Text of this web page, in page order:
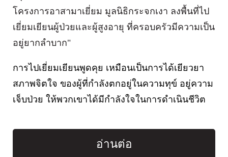
โครงการอาสามาเยี่ยม มูลนิธิกระจกเงา ลงพื้นที่ไป
เยี่ยมเยียนผู้ป่วยและผู้สูงอายุ ที่ครอบครัวมีความเป็น
อยู่ยากลำบาก"
การไปเยี่ยมเยียนพูดคุย เหมือนเป็นการได้เยียวยา
สภาพจิตใจ ของผู้ที่กำลังตกอยู่ในความทุข์ อยู่ความ
เจ็บป่วย ให้พวกเขาได้มีกำลังใจในการดำเนินชีวิต
อ่านต่อ